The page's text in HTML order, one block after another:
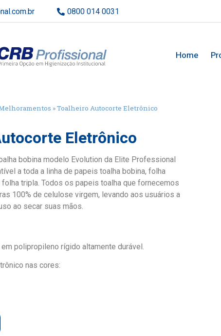
0800 014 0031
Home
»Toalheiro Autocorte Eletrônico
Eletrônico
bobina modelo Evolution da Elite Professional
a toda a linha de papeis toalha bobina, folha
tripla. Todos os papeis toalha que fornecemos
100% de celulose virgem, levando aos usuários a
ao secar suas mãos.
polipropileno rígido altamente durável.
nas cores: